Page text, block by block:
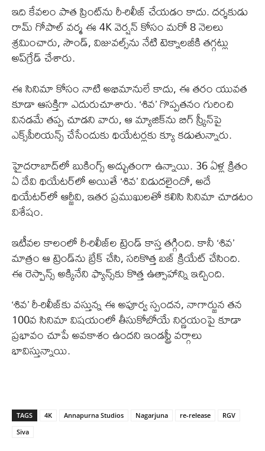
ఇది కేవలం పాత ప్రింట్‌ను రీ-రిలీజ్ చేయడం కాదు. దర్శకుడు
రామ్ గోపాల్ వర్మ ఈ 4K వెర్షన్ కోసం మరో 8 నెలలు
శ్రమించారు, సౌండ్, విజువల్స్‌ను నేటి టెక్నాలజీకి తగ్గట్లు
అప్‌గ్రేడ్ చేశారు.
ఈ సినిమా కోసం నాటి అభిమానులే కాదు, ఈ తరం యువత
కూడా ఆసక్తిగా ఎదురుచూశారు. ‘శివ’ గొప్పతనం గురించి
వినడమే తప్ప చూడని వారు, ఆ మ్యాజిక్‌ను బిగ్ స్క్రీన్‌పై
ఎక్స్‌పీరియన్స్ చేసేందుకు థియేటర్లకు క్యూ కడుతున్నారు.
హైదరాబాద్‌లో బుకింగ్స్ అద్భుతంగా ఉన్నాయి. 36 ఏళ్ల క్రితం
ఏ దేవి థియేటర్‌లో అయితే ‘శివ’ విడుదలైందో, అదే
థియేటర్‌లో ఆర్జీవి, ఇతర ప్రముఖులతో కలిసి సినిమా చూడటం
విశేషం.
ఇటీవల కాలంలో రీ-రిలీజ్‌ల ట్రెండ్ కాస్త తగ్గింది. కానీ ‘శివ’
మాత్రం ఆ ట్రెండ్‌ను బ్రేక్ చేసి, సరికొత్త బజ్ క్రియేట్ చేసింది.
ఈ రెస్పాన్స్ అక్కినేని ఫ్యాన్స్‌కు కొత్త ఉత్సాహాన్ని ఇచ్చింది.
‘శివ’ రీ-రిలీజ్‌కు వస్తున్న ఈ అపూర్వ స్పందన, నాగార్జున తన
100వ సినిమా విషయంలో తీసుకోబోయే నిర్ణయంపై కూడా
ప్రభావం చూపే అవకాశం ఉందని ఇండస్ట్రీ వర్గాలు
భావిస్తున్నాయి.
TAGS 4K Annapurna Studios Nagarjuna re-release
RGV
Siva